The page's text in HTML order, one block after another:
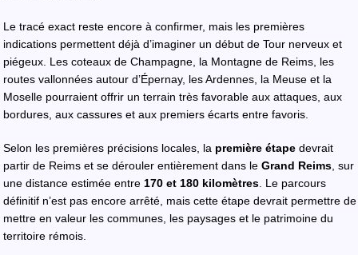
Le tracé exact reste encore à confirmer, mais les premières
indications permettent déjà d’imaginer un début de Tour nerveux et
piégeux. Les coteaux de Champagne, la Montagne de Reims, les
routes vallonnées autour d’Épernay, les Ardennes, la Meuse et la
Moselle pourraient offrir un terrain très favorable aux attaques, aux
bordures, aux cassures et aux premiers écarts entre favoris.
Selon les premières précisions locales, la première étape devrait
partir de Reims et se dérouler entièrement dans le Grand Reims , sur
une distance estimée entre 170 et 180 kilomètres . Le parcours
définitif n’est pas encore arrêté, mais cette étape devrait permettre de
mettre en valeur les communes, les paysages et le patrimoine du
territoire rémois.